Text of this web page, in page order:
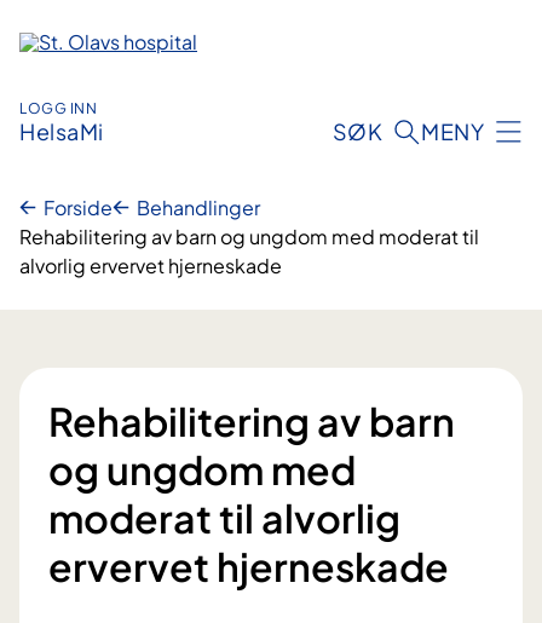
innhold
LOGG INN
HelsaMi SØK MENY
Forside
Behandlinger
Rehabilitering av barn og ungdom med moderat til
alvorlig ervervet hjerneskade
Rehabilitering av barn
og ungdom med
moderat til alvorlig
ervervet hjerneskade